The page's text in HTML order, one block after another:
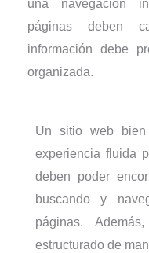
una navegación
páginas deben
información debe
organizada.
Un sitio web bien
experiencia fluida
deben poder
buscando y
páginas.
estructurado de